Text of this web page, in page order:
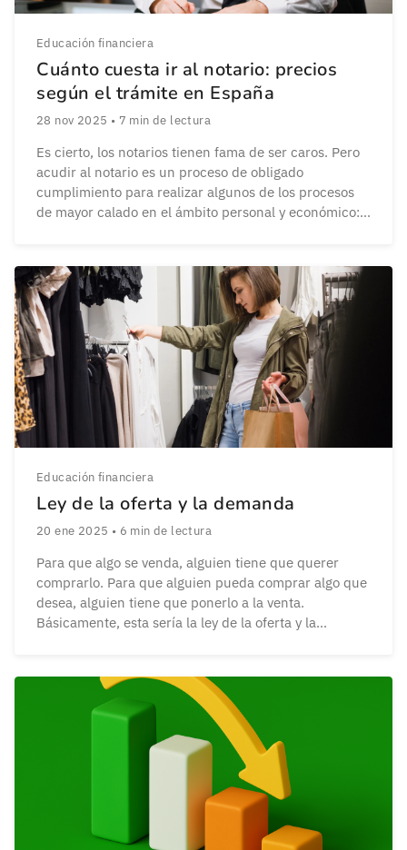
Educación financiera
Cuánto cuesta ir al notario: precios
según el trámite en España
28 nov 2025 • 7 min de lectura
Es cierto, los notarios tienen fama de ser caros. Pero
acudir al notario es un proceso de obligado
cumplimiento para realizar algunos de los procesos
de mayor calado en el ámbito personal y económico:
Te lo explicamos al detalle. A […]
Educación financiera
Ley de la oferta y la demanda
20 ene 2025 • 6 min de lectura
Para que algo se venda, alguien tiene que querer
comprarlo. Para que alguien pueda comprar algo que
desea, alguien tiene que ponerlo a la venta.
Básicamente, esta sería la ley de la oferta y la
cómo funcionan los engranajes […]